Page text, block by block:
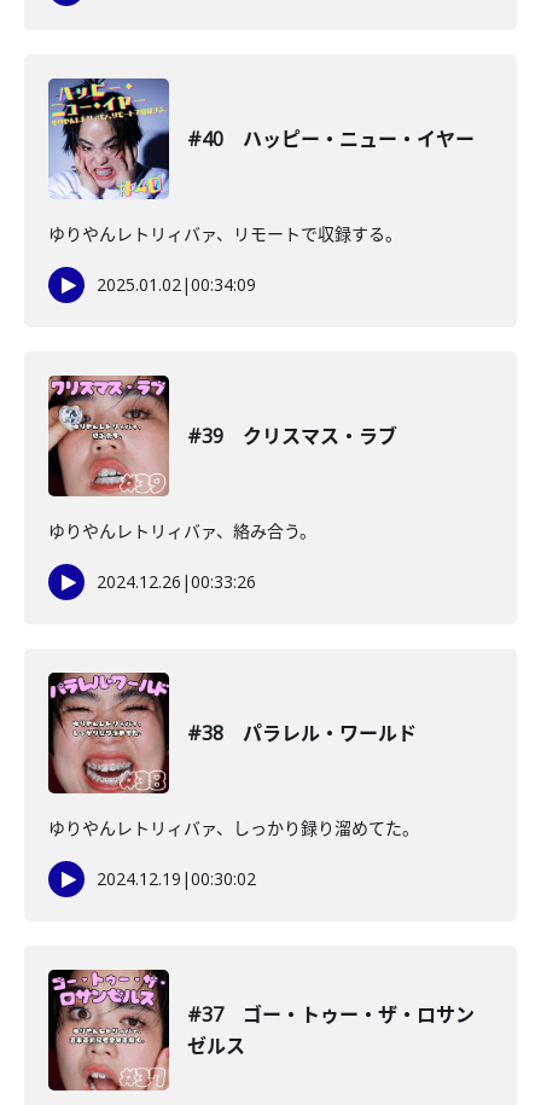
#40 ハッピー・ニュー・イヤー
ゆりやんレトリィバァ、リモートで収録する。
2025.01.02|00:34:09
#39 クリスマス・ラブ
ゆりやんレトリィバァ、絡み合う。
2024.12.26 |00:33:26
#38 パラレル・ワールド
ゆりやんレトリィバァ、しっかり録り溜めてた。
2024.12.19 |00:30:02
#37 ゴー・トゥー・ザ・ロサン
ゼルス